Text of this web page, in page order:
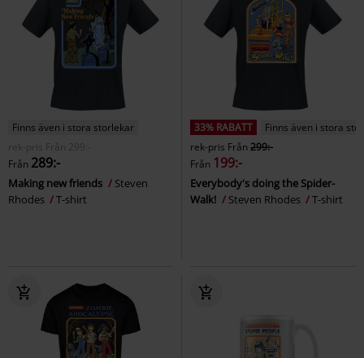
Finns även i stora storlekar
rek-pris
Från 299:-
Från 289:-
Making new friends
Steven
Rhodes
T-shirt
33% RABATT
Finns även i stora
rek-pris Från299:-
Från 199:-
Everybody's doing the Spider-
Walk!
Steven Rhodes T-shirt